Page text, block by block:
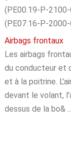
(PE00.19-P-2100-
(PE07.16-P-2000-
Airbags frontaux
Les airbags
du conducteur et
et à la poitrine.
devant le volant,
dessus de la bo& ...